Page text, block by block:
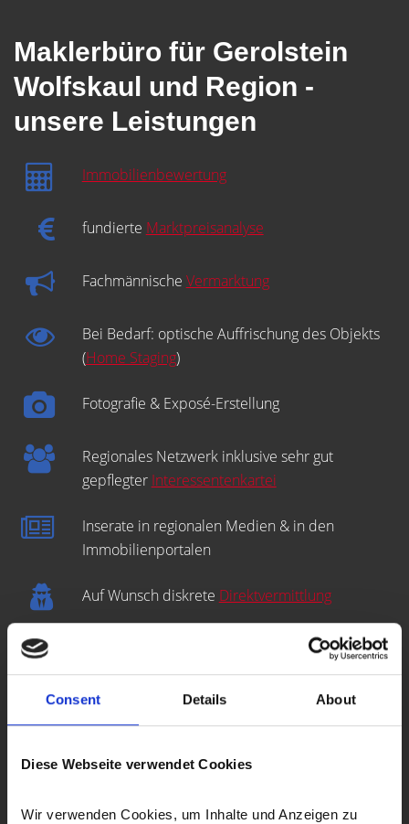
Consent Details About
Diese Webseite verwendet Cookies
Wir verwenden Cookies, um Inhalte und Anzeigen zu
Maklerbüro für Gerolstein
Wolfskaul und Region -
unsere Leistungen
Immobilienbewertung
fundierte Marktpreisanalyse
Fachmännische Vermarktung
Bei Bedarf: optische Auffrischung des Objekts
(Home Staging)
Fotografie & Exposé-Erstellung
Regionales Netzwerk inklusive sehr gut
gepflegter Interessentenkartei
Inserate in regionalen Medien & in den
Immobilienportalen
Auf Wunsch diskrete Direktvermittlung
Besichtigungstermine
Bonitätsprüfung der Interessenten
Zusammenstellung aller benötigten Unterlagen
Erstellung des Energieausweises